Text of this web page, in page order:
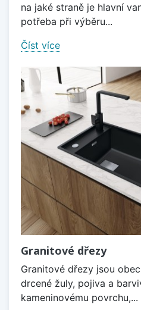
na jaké straně je hlavní
potřeba při výběru...
Číst více
Granitové dřezy
Granitové dřezy jsou
drcené žuly, pojiva a
kameninovému povrchu,...